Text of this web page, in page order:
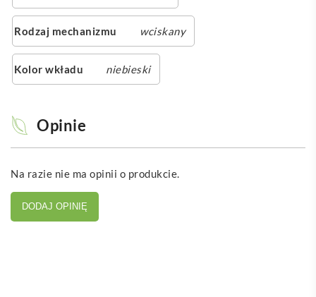
Rodzaj mechanizmu wciskany
Kolor wkładu niebieski
Opinie
Na razie nie ma opinii o produkcie.
DODAJ OPINIĘ